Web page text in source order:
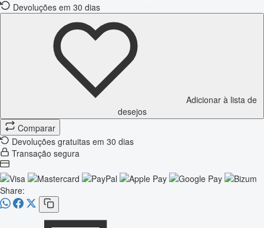
Devoluções em 30 dias
Adicionar à lista de
desejos
Comparar
Devoluções gratuitas em 30 dias
Transação segura
Share: